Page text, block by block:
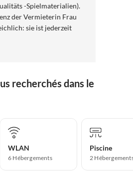
-Spielmaterialien).
der Vermieterin Frau
sie ist jederzeit
auch an die kleinsten
selbstverständlich.
recherchés dans le
WLAN
6 Hébergements
Piscine
2